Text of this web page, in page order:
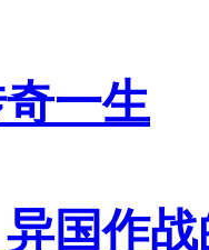
一生
国作